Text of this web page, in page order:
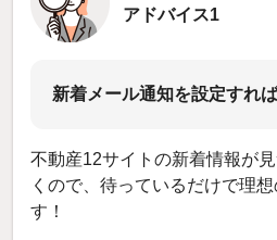
アドバイス1
新着メール通知を設定すれ
不動産12サイトの新着情報が
くので、待っているだけで理
す！